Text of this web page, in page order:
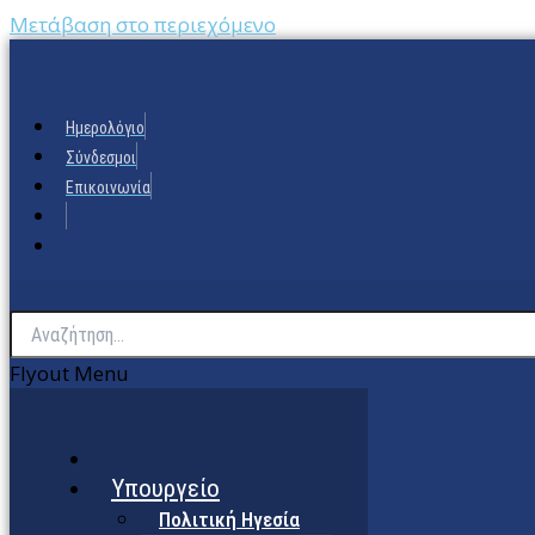
Μετάβαση στο περιεχόμενο
Ημερολόγιο
Σύνδεσμοι
Επικοινωνία
Flyout Menu
Υπουργείο
Πολιτική Ηγεσία